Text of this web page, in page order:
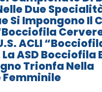
Due
Si Impongono Il
ACLI
ASD Bocciofila
Trionfa Nella